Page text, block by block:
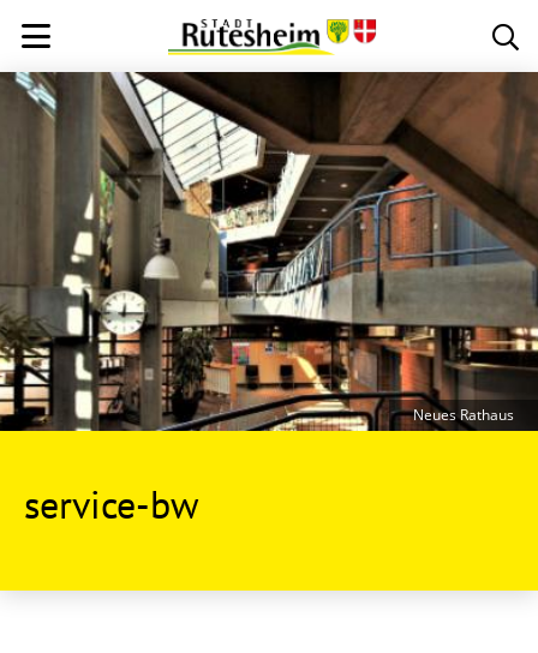
service-bw
Neues Rathaus